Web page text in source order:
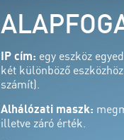
IP cím: egy eszköz
két különböző
számít).
Alhálózati maszk:
illetve záró érték.